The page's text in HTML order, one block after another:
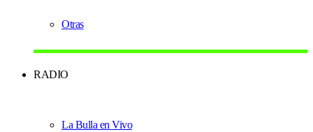
Otras
RADIO
La Bulla en Vivo